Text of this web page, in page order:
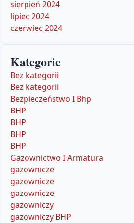
sierpień 2024
lipiec 2024
czerwiec 2024
Kategorie
Bez kategorii
Bez kategorii
Bezpieczeństwo I Bhp
BHP
BHP
BHP
BHP
Gazownictwo I Armatura
gazownicze
gazownicze
gazownicze
gazowniczy
gazowniczy BHP